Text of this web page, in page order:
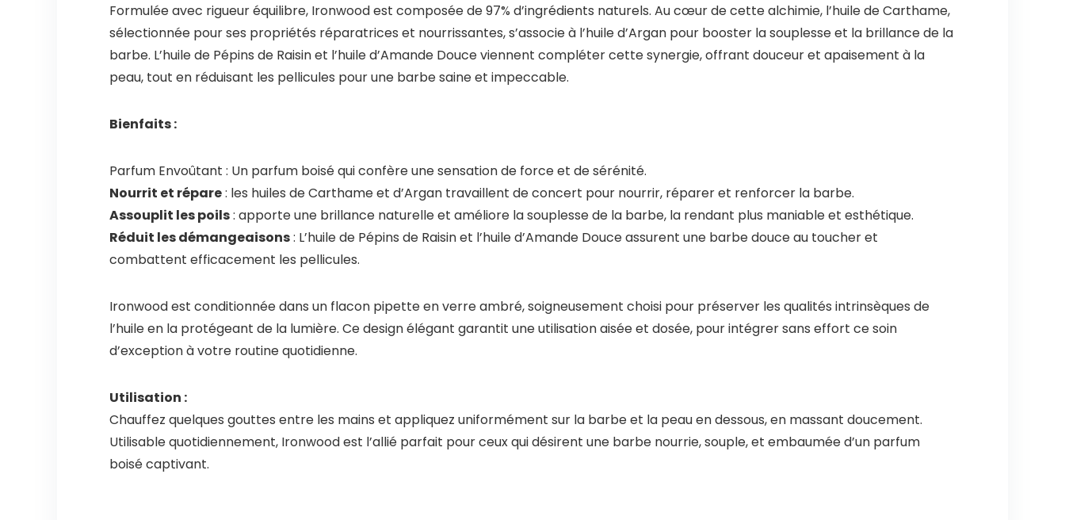
Formulée avec rigueur équilibre, Ironwood est composée de 97% d’ingrédients naturels. Au cœur de cette alchimie, l’huile de Carthame,
sélectionnée pour ses propriétés réparatrices et nourrissantes, s’associe à l’huile d’Argan pour booster la souplesse et la brillance de la
barbe. L’huile de Pépins de Raisin et l’huile d’Amande Douce viennent compléter cette synergie, offrant douceur et apaisement à la
peau, tout en réduisant les pellicules pour une barbe saine et impeccable.
Bienfaits :
Parfum Envoûtant : Un parfum boisé qui confère une sensation de force et de sérénité.
Nourrit et répare: les huiles de Carthame et d’Argan travaillent de concert pour nourrir, réparer et renforcer la barbe.
Assouplit les poils: apporte une brillance naturelle et améliore la souplesse de la barbe, la rendant plus maniable et esthétique.
Réduit les démangeaisons: L’huile de Pépins de Raisin et l’huile d’Amande Douce assurent une barbe douce au toucher et
combattent efficacement les pellicules.
Ironwood est conditionnée dans un flacon pipette en verre ambré, soigneusement choisi pour préserver les qualités intrinsèques de
l’huile en la protégeant de la lumière. Ce design élégant garantit une utilisation aisée et dosée, pour intégrer sans effort ce soin
d’exception à votre routine quotidienne.
Utilisation :
Chauffez quelques gouttes entre les mains et appliquez uniformément sur la barbe et la peau en dessous, en massant doucement.
Utilisable quotidiennement, Ironwood est l’allié parfait pour ceux qui désirent une barbe nourrie, souple, et embaumée d’un parfum
boisé captivant.